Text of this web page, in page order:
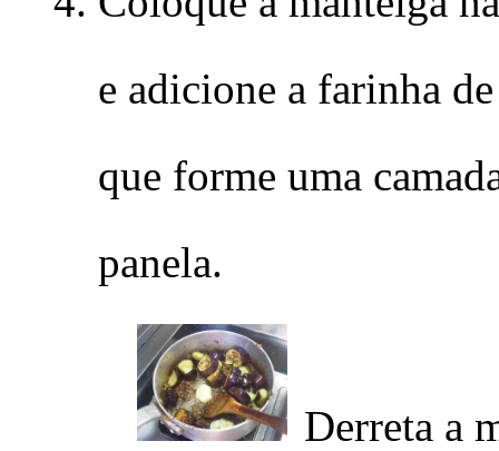
e adicione a farinha
que forme uma
panela.
Derreta a